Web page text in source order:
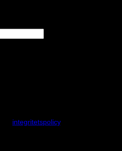
integritetspolicy.